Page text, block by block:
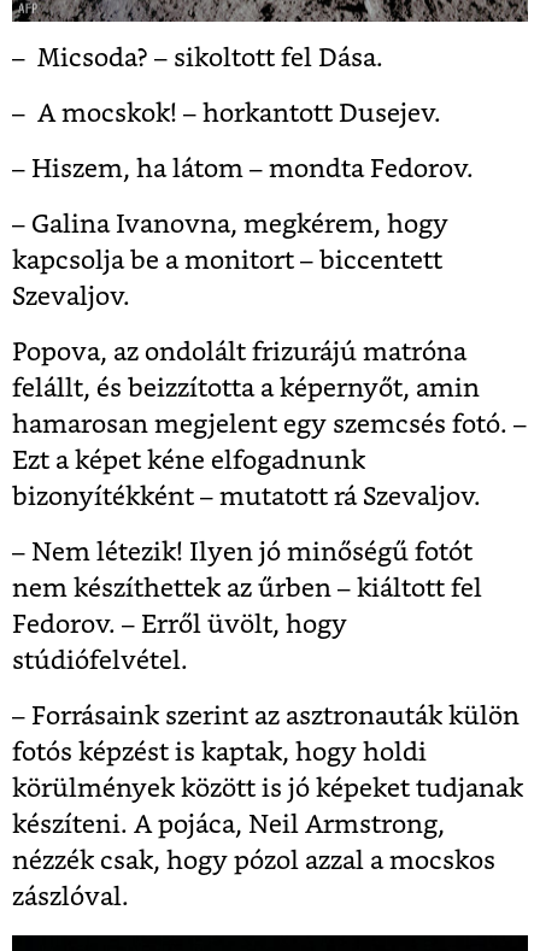
– Micsoda? – sikoltott fel Dása.
– A mocskok! – horkantott Dusejev.
– Hiszem, ha látom – mondta Fedorov.
– Galina Ivanovna, megkérem, hogy
kapcsolja be a monitort – biccentett
Szevaljov.
Popova, az ondolált frizurájú matróna
felállt, és beizzította a képernyőt, amin
hamarosan megjelent egy szemcsés fotó. –
Ezt a képet kéne elfogadnunk
bizonyítékként – mutatott rá Szevaljov.
– Nem létezik! Ilyen jó minőségű fotót
nem készíthettek az űrben – kiáltott fel
Fedorov. – Erről üvölt, hogy
stúdiófelvétel.
– Forrásaink szerint az asztronauták külön
fotós képzést is kaptak, hogy holdi
körülmények között is jó képeket tudjanak
készíteni. A pojáca, Neil Armstrong,
nézzék csak, hogy pózol azzal a mocskos
zászlóval.